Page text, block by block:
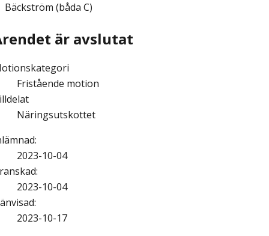
Bäckström (båda C)
är avslutat
Fristående motion
Näringsutskottet
:
2023-10-04
:
2023-10-04
:
2023-10-17